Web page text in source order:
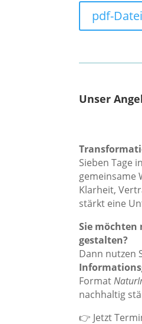
pdf-
Unser
Sieben Tage
gemeinsame
Klarheit,
stärkt eine
Sie möchten
gestalten?
Dann nutzen
Format
nachhaltig
👉 Jetzt